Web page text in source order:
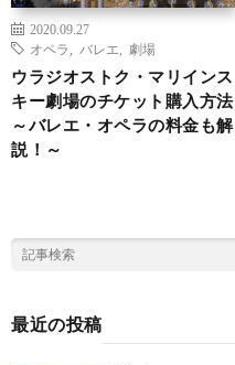
2020.09.27
オペラ
バレエ 劇場
ウラジオストク・マリインス
キー劇場のチケット購入方法
～バレエ・オペラの料金も解
説！～
最近の投稿